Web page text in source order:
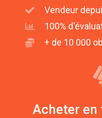
Vendeur
100%
+ de 10 000
Acheter